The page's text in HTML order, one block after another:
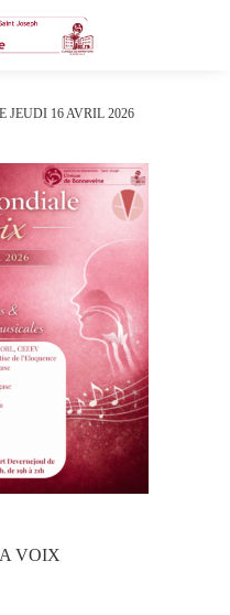
JEUDI 16 AVRIL 2026
VOIX